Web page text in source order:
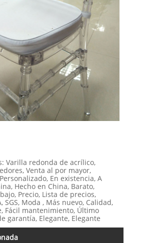
Varilla redonda de acrílico,
Venta al por mayor,
En existencia, A
Hecho en China, Barato,
Precio, Lista de precios,
SGS, Moda , Más nuevo, Calidad,
Fácil mantenimiento, Último
garantía, Elegante, Elegante